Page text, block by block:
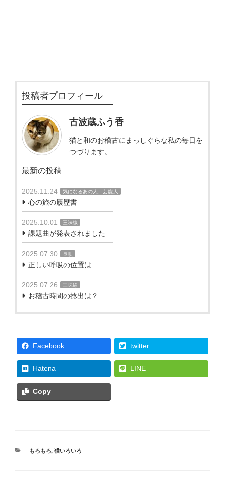
投稿者プロフィール
古波蔵ふう香
猫と和のお稽古にまっしぐらな私の毎日を
つづります。
最新の投稿
2025.11.24 気になるあの人、芸能人
心の旅の履歴書
2025.10.01 三味線
課題曲が発表されました
2025.07.30 長唄
正しい呼吸の位置は
2025.07.26 三味線
お稽古時間の捻出は？
Facebook twitter
Hatena LINE
Copy
カ
もろもろ, 猫いろいろ